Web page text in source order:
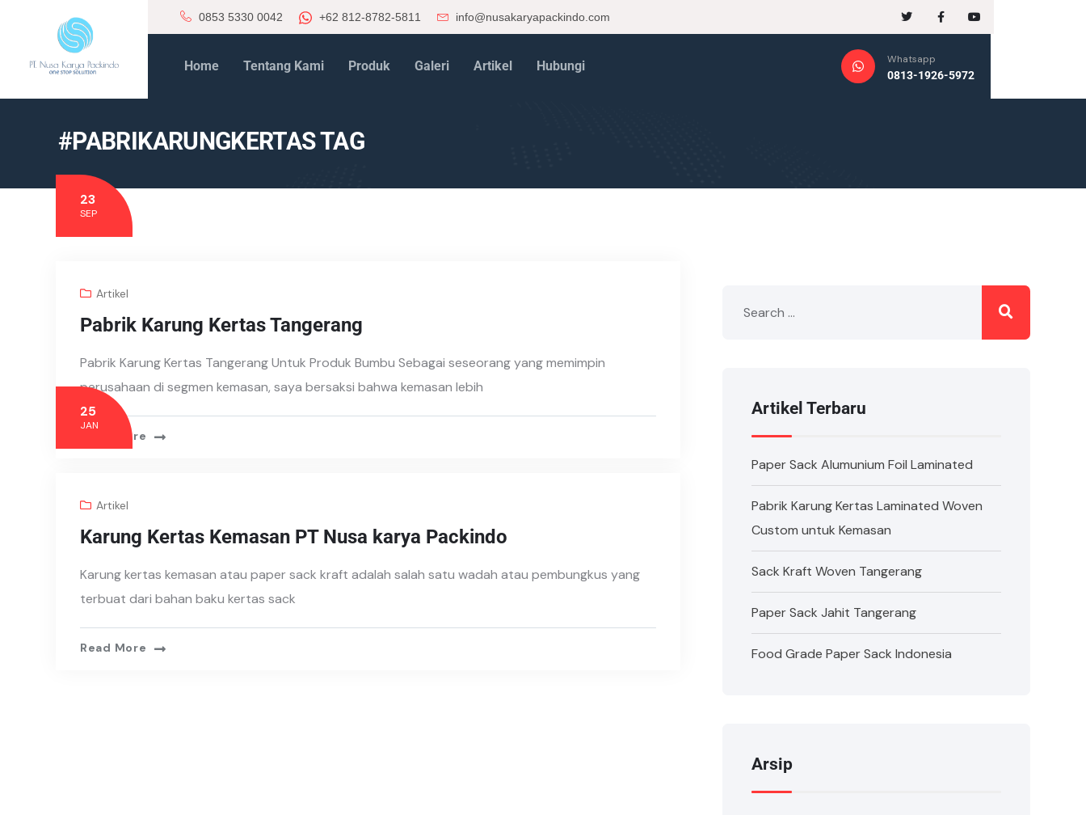
0853 5330 0042 +62 812-8782-5811 info@nusakaryapackindo.com
Home Tentang Kami Produk Galeri Artikel Hubungi
Whatsapp
0813-1926-5972
#PABRIKARUNGKERTAS TAG
23
SEP
Artikel
Pabrik Karung Kertas Tangerang
Pabrik Karung Kertas Tangerang Untuk Produk Bumbu Sebagai seseorang yang memimpin
perusahaan di segmen kemasan, saya bersaksi bahwa kemasan lebih
Read More
25
JAN
Artikel
Karung Kertas Kemasan PT Nusa karya Packindo
Karung kertas kemasan atau paper sack kraft adalah salah satu wadah atau pembungkus yang
terbuat dari bahan baku kertas sack
Read More
Artikel Terbaru
Paper Sack Alumunium Foil Laminated
Pabrik Karung Kertas Laminated Woven
Custom untuk Kemasan
Sack Kraft Woven Tangerang
Paper Sack Jahit Tangerang
Food Grade Paper Sack Indonesia
Arsip